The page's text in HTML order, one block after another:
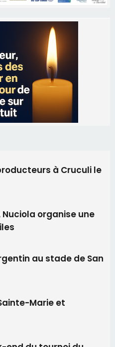
à Cruculi le
Nuciola organise une
au stade de San
Marie et
end du tournoi du
disparition du
Saint Exupery